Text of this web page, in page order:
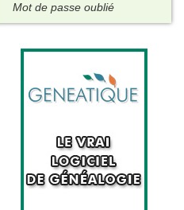
Mot de passe oublié